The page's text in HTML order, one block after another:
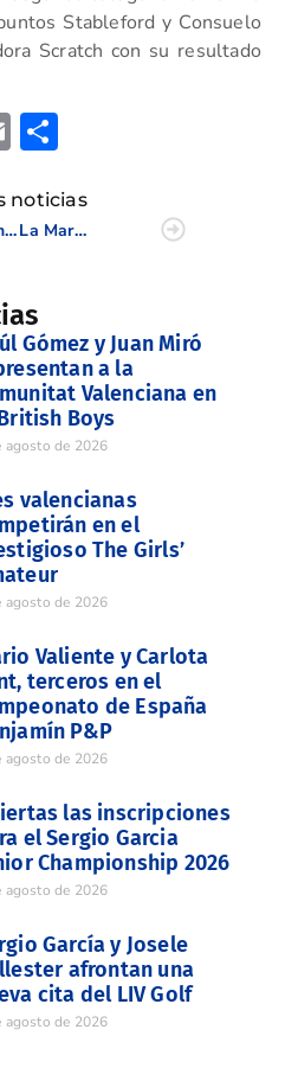
Stableford y Consuelo
Scratch con su resultado
Email
noticias
Remontada y título para Víctor García Broto en el Campeonato de la Comunidad Valenciana
La Marquesa acoge el II Puntuable Juvenil Zona 3 (PVACE) y el Trofeo Benjamín
Gómez y Juan Miró
a la
Valenciana en
Boys
agosto de 2026
valencianas
en el
The Girls’
agosto de 2026
Valiente y Carlota
terceros en el
de España
P&P
agosto de 2026
las inscripciones
el Sergio Garcia
Championship 2026
agosto de 2026
García y Josele
afrontan una
cita del LIV Golf
agosto de 2026